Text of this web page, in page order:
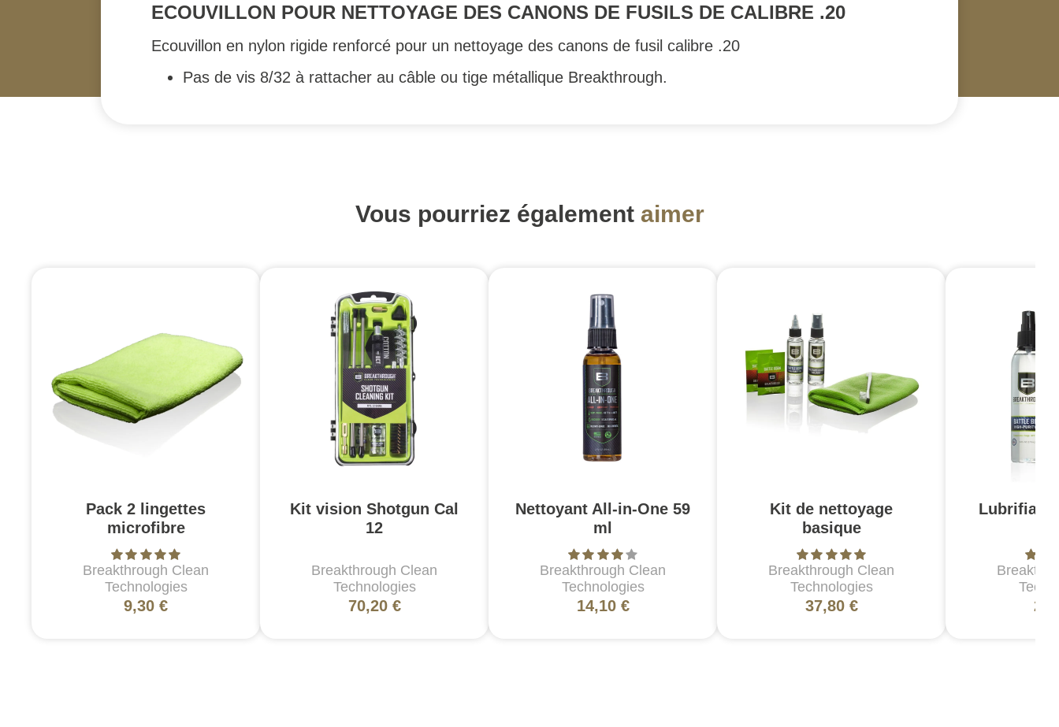
ECOUVILLON POUR NETTOYAGE DES CANONS DE FUSILS DE CALIBRE .20
Ecouvillon en nylon rigide renforcé pour un nettoyage des canons de fusil calibre .20
Pas de vis 8/32 à rattacher au câble ou tige métallique Breakthrough.
Vous pourriez également aimer
Pack 2 lingettes
microfibre
Breakthrough Clean
Technologies
9,30 €
Kit vision Shotgun Cal
12
Breakthrough Clean
Technologies
70,20 €
Nettoyant All-in-One 59
ml
Breakthrough Clean
Technologies
14,10 €
Kit de nettoyage
basique
Breakthrough Clean
Technologies
37,80 €
Lubrifiant